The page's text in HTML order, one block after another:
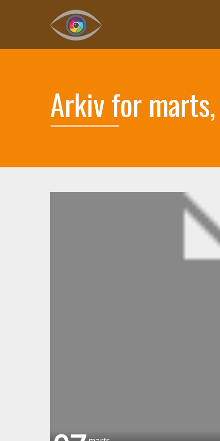
Arkiv for